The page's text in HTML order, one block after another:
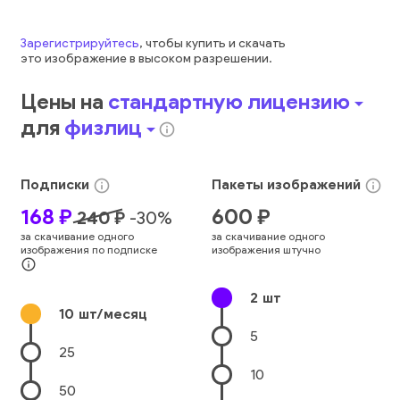
Зарегистрируйтесь, чтобы купить и скачать
это изображениев высоком разрешении.
Цены на стандартную лицензиюarrow_drop_down
для физлицarrow_drop_downinfo_outline
Подписки info_outline
168 ₽ 240₽ -30%
за скачивание одного
изображения по подписке
info_outline
10 шт/месяц
25
50
Пакеты изображений info_outline
600 ₽
за скачивание одного
изображения штучно
2 шт
5
10